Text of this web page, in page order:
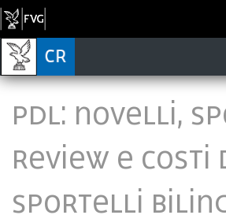
Pdl: Novelli,
review e costi
Sportelli